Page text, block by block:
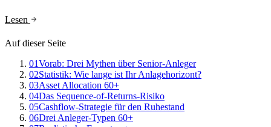
Lesen
Auf dieser Seite
01Vorab: Drei Mythen über Senior-Anleger
02Statistik: Wie lange ist Ihr Anlagehorizont?
03Asset Allocation 60+
04Das Sequence-of-Returns-Risiko
05Cashflow-Strategie für den Ruhestand
06Drei Anleger-Typen 60+